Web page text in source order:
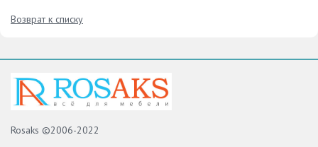
Возврат к списку
Rosaks ©2006-2022